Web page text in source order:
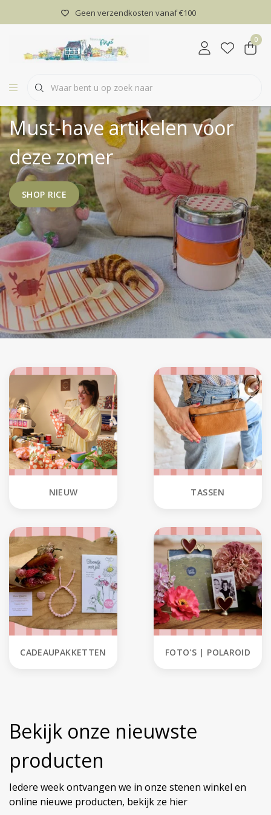
Geen verzendkosten vanaf €100
0
Must-have artikelen voor
deze zomer
SHOP RICE
NIEUW TASSEN
CADEAUPAKKETTEN FOTO'S | POLAROID
Bekijk onze nieuwste
producten
Iedere week ontvangen we in onze stenen winkel en
online nieuwe producten, bekijk ze hier